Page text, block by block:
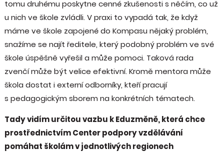
tomu druhému poskytne cenné zkušenosti s něčím, co už
u nich ve škole zvládli. V praxi to vypadá tak, že když
máme ve škole zapojené do Kompasu nějaký problém,
snažíme se najít ředitele, který podobný problém ve své
škole úspěšně vyřešil a může pomoci. Taková rada
zvenčí může být velice efektivní. Kromě mentora může
škola dostat i externí odborníky, kteří pracují
s pedagogickým sborem na konkrétních tématech.
Tady vidím určitou vazbu k Eduzměně, která chce
prostřednictvím Center podpory vzdělávání
pomáhat školám v jednotlivých regionech